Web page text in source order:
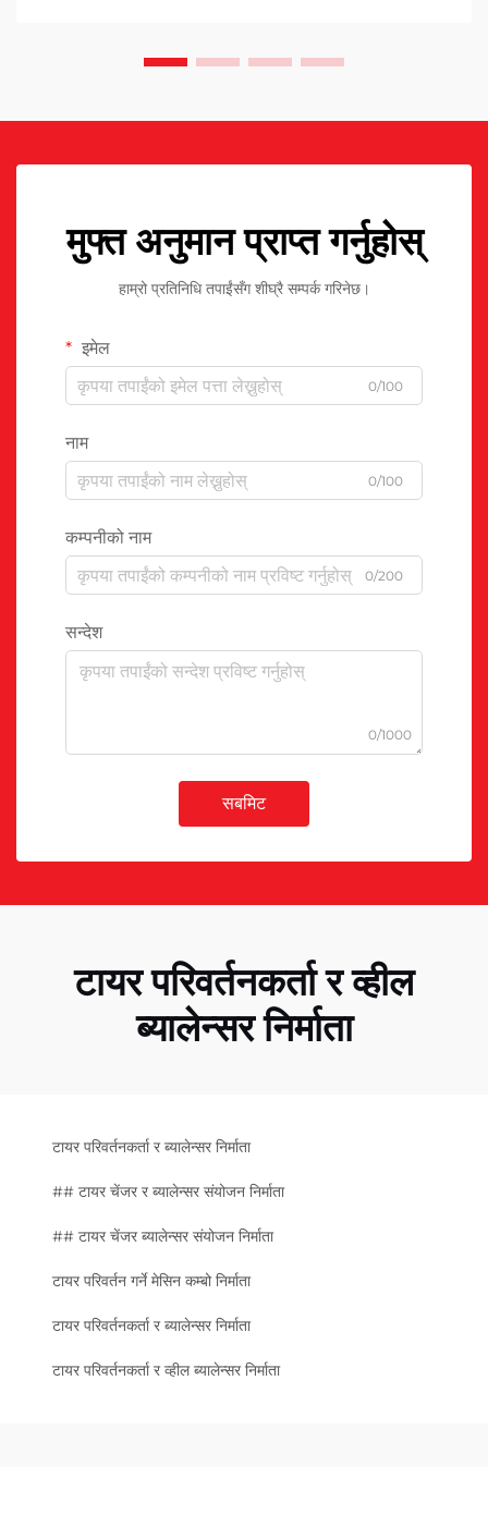
मुफ्त अनुमान प्राप्त गर्नुहोस्
हाम्रो प्रतिनिधि तपाईंसँग शीघ्रै सम्पर्क गरिनेछ।
इमेल
0/100
नाम
0/100
कम्पनीको नाम
0/200
सन्देश
0/1000
सबमिट
टायर परिवर्तनकर्ता र व्हील
ब्यालेन्सर निर्माता
टायर परिवर्तनकर्ता र ब्यालेन्सर निर्माता
## टायर चेंजर र ब्यालेन्सर संयोजन निर्माता
## टायर चेंजर ब्यालेन्सर संयोजन निर्माता
टायर परिवर्तन गर्ने मेसिन कम्बो निर्माता
टायर परिवर्तनकर्ता र ब्यालेन्सर निर्माता
टायर परिवर्तनकर्ता र व्हील ब्यालेन्सर निर्माता